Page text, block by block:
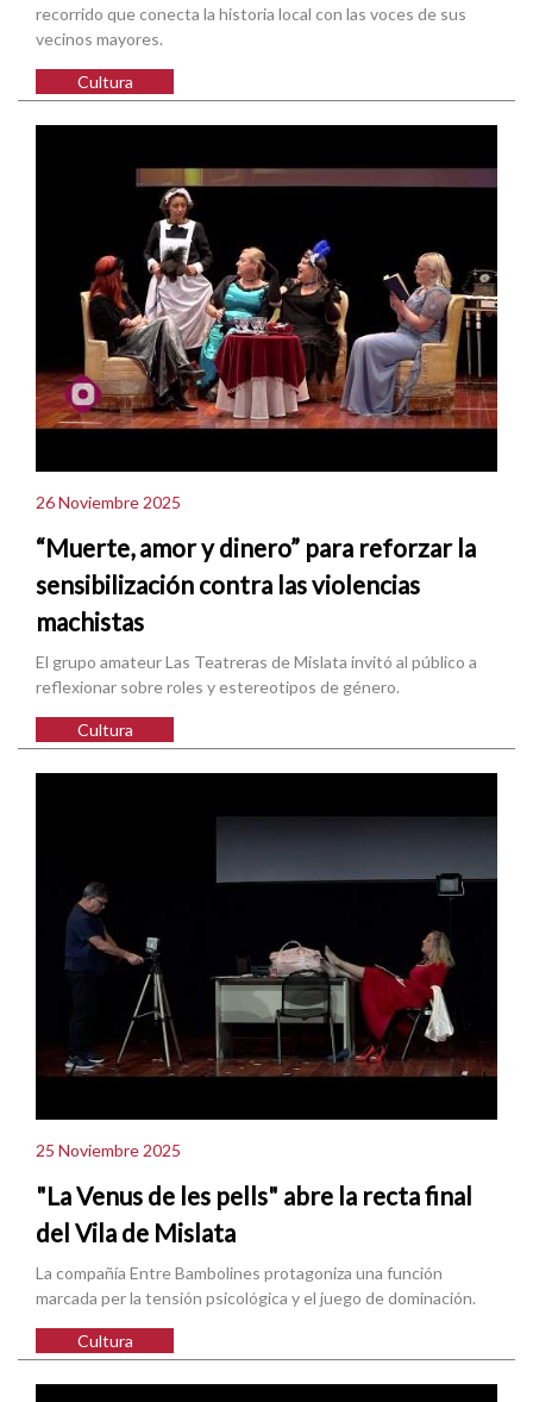
recorrido que conecta la historia local con las voces de sus
vecinos mayores.
Cultura
26 Noviembre 2025
“Muerte, amor y dinero” para reforzar la
sensibilización contra las violencias
machistas
El grupo amateur Las Teatreras de Mislata invitó al público a
reflexionar sobre roles y estereotipos de género.
Cultura
25 Noviembre 2025
"La Venus de les pells" abre la recta final
del Vila de Mislata
La compañía Entre Bambolines protagoniza una función
marcada per la tensión psicológica y el juego de dominación.
Cultura